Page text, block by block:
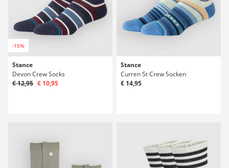
-15%
Stance
Devon Crew Socks
€ 12,95 € 10,95
Stance
Curren St Crew Socken
€ 14,95